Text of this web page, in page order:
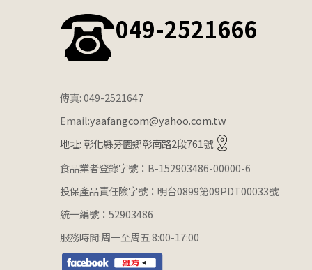
049-2521666
傳真: 049-2521647
Email:yaafangcom@yahoo.com.tw
地址: 彰化縣芬園鄉彰南路2段761號
食品業者登錄字號：B-152903486-00000-6
投保產品責任險字號：明台0899第09PDT00033號
統一編號：52903486
服務時間:周一至周五 8:00-17:00